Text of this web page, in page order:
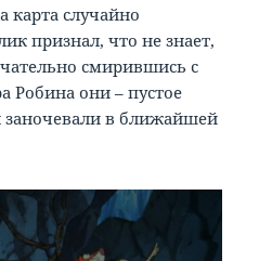
карта случайно
признал, что не знает,
смирившись с
Робина они – пустое
заночевали в ближайшей